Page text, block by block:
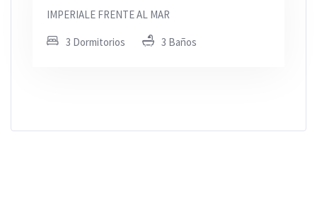
IMPERIALE FRENTE AL MAR
3 Dormitorios 3 Baños